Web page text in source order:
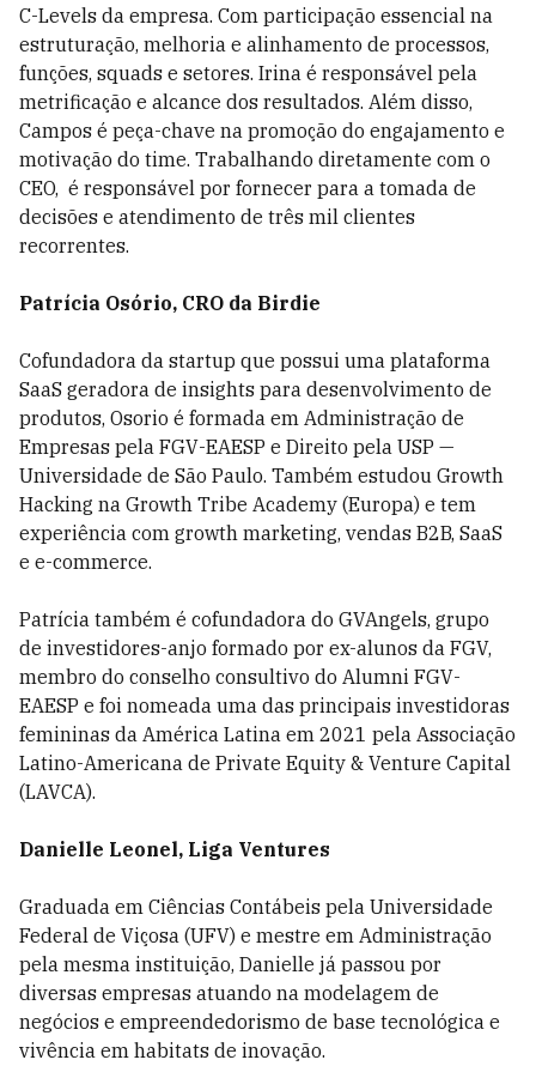
C-Levels da empresa. Com participação essencial na
estruturação, melhoria e alinhamento de processos,
funções, squads e setores. Irina é responsável pela
metrificação e alcance dos resultados. Além disso,
Campos é peça-chave na promoção do engajamento e
motivação do time. Trabalhando diretamente com o
CEO, é responsável por fornecer para a tomada de
decisões e atendimento de três mil clientes
recorrentes.
Patrícia Osório, CRO da Birdie
Cofundadora da startup que possui uma plataforma
SaaS geradora de insights para desenvolvimento de
produtos, Osorio é formada em Administração de
Empresas pela FGV-EAESP e Direito pela USP —
Universidade de São Paulo. Também estudou Growth
Hacking na Growth Tribe Academy (Europa) e tem
experiência com growth marketing, vendas B2B, SaaS
e e-commerce.
Patrícia também é cofundadora do GVAngels, grupo
de investidores-anjo formado por ex-alunos da FGV,
membro do conselho consultivo do Alumni FGV-
EAESP e foi nomeada uma das principais investidoras
femininas da América Latina em 2021 pela Associação
Latino-Americana de Private Equity & Venture Capital
(LAVCA).
Danielle Leonel, Liga Ventures
Graduada em Ciências Contábeis pela Universidade
Federal de Viçosa (UFV) e mestre em Administração
pela mesma instituição, Danielle já passou por
diversas empresas atuando na modelagem de
negócios e empreendedorismo de base tecnológica e
vivência em habitats de inovação.